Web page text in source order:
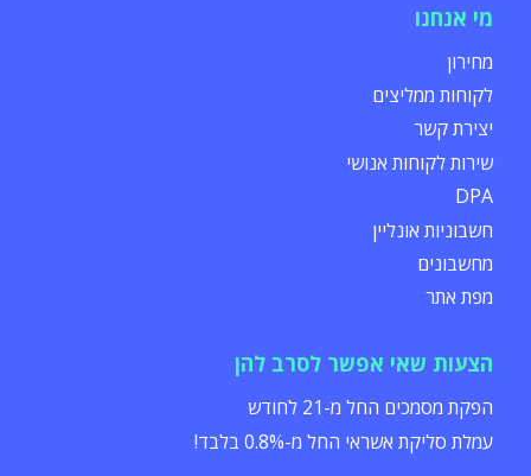
מי אנחנו
מחירון
לקוחות ממליצים
יצירת קשר
שירות לקוחות אנושי
DPA
חשבוניות אונליין
מחשבונים
מפת אתר
הצעות שאי אפשר לסרב להן
הפקת מסמכים החל מ-21 לחודש
עמלת סליקת אשראי החל מ-0.8% בלבד!